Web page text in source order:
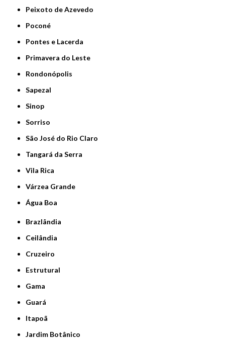
Peixoto de Azevedo
Poconé
Pontes e Lacerda
Primavera do Leste
Rondonópolis
Sapezal
Sinop
Sorriso
São José do Rio Claro
Tangará da Serra
Vila Rica
Várzea Grande
Água Boa
Brazlândia
Ceilândia
Cruzeiro
Estrutural
Gama
Guará
Itapoã
Jardim Botânico